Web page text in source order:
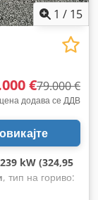
1 / 15
€79.000 €
додава се ДДВ
239 kW (324,95
, тип на гориво: